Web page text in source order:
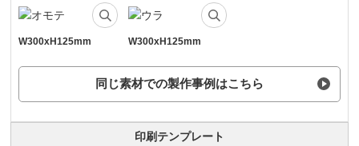
W300xH125mm W300xH125mm
同じ素材での製作事例はこちら
印刷テンプレート